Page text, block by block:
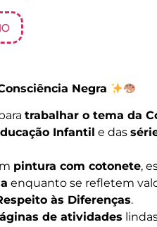
Negra
trabalhar o tema da
Infantil e das
pintura com cotonete,
enquanto se refletem
às Diferenças.
de atividades